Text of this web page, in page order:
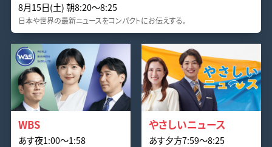
8月15日(土) 朝8:20〜8:25
日本や世界の最新ニュースをコンパクトにお伝えする。
WBS
あす夜1:00〜1:58
やさしいニュース
あす夕方7:59〜8:25